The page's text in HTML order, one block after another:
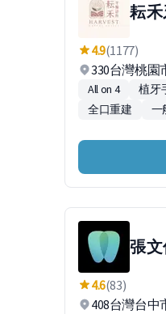
耘
4.9(1177)
330台灣桃園
All on 4 植牙
全口重建
一
張
4.6(83)
408台灣台中